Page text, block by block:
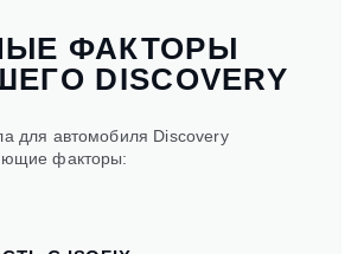
ФАКТОРЫ
DISCOVERY
для автомобиля Discovery
факторы: